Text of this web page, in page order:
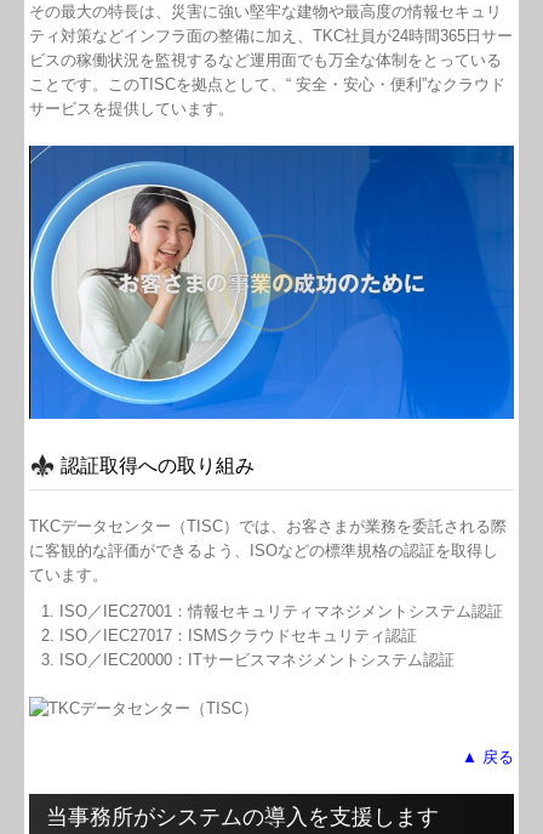
その最大の特長は、災害に強い堅牢な建物や最高度の情報セキュリ
ティ対策などインフラ面の整備に加え、TKC社員が24時間365日サー
ビスの稼働状況を監視するなど運用面でも万全な体制をとっている
ことです。このTISCを拠点として、“ 安全・安心・便利”なクラウド
サービスを提供しています。
認証取得への取り組み
TKCデータセンター（TISC）では、お客さまが業務を委託される際
に客観的な評価ができるよう、ISOなどの標準規格の認証を取得し
ています。
ISO／IEC27001：情報セキュリティマネジメントシステム認証
ISO／IEC27017：ISMSクラウドセキュリティ認証
ISO／IEC20000：ITサービスマネジメントシステム認証
▲ 戻る
当事務所がシステムの導入を支援します